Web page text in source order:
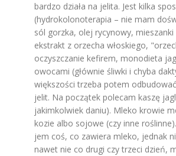
bardzo działa na jelita. Jest kilka
(hydrokolonoterapia – nie mam
sól gorzka, olej rycynowy, mieszanki
ekstrakt z orzecha włoskiego,
oczyszczanie kefirem, monodieta
owocami (głównie śliwki i chyba
większości trzeba potem
jelit. Na początek polecam kaszę
jakimkolwiek daniu). Mleko krowie
kozie albo sojowe (czy inne
jem coś, co zawiera mleko, jednak
nawet nie co drugi czy trzeci dzień,